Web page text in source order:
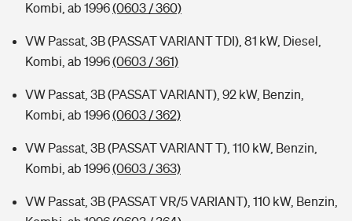
Kombi, ab 1996(0603 / 360)
VW Passat, 3B (PASSAT VARIANT TDI), 81 kW, Diesel,
Kombi, ab 1996(0603 / 361)
VW Passat, 3B (PASSAT VARIANT), 92 kW, Benzin,
Kombi, ab 1996(0603 / 362)
VW Passat, 3B (PASSAT VARIANT T), 110 kW, Benzin,
Kombi, ab 1996(0603 / 363)
VW Passat, 3B (PASSAT VR/5 VARIANT), 110 kW, Benzin,